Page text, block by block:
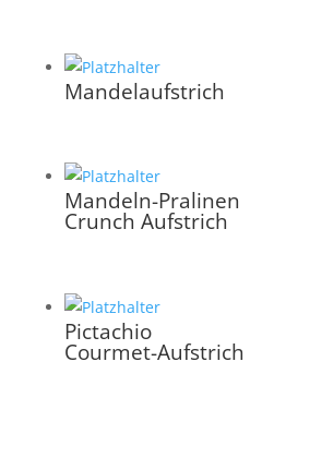
Mandelaufstrich
Mandeln-Pralinen
Crunch Aufstrich
Pictachio
Courmet-Aufstrich